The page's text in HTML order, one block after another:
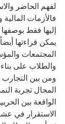
لفهم الحاضر
فالأزمات المالية
إليها فقط
يمكن قراءتها
المجتمعات
والطلاب على
ومن بين التجارب
المجال تجربة
الواقعة بين
الاستقرار في